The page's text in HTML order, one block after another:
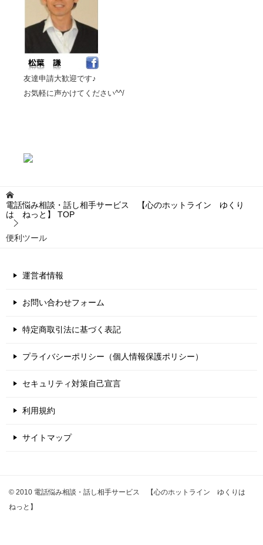
友達申請大歓迎です♪
お気軽に声かけてください^^/
電話悩み相談・話し相手サービス 【心のホットライン ゆくり
は ねっと】
TOP
便利ツール
運営者情報
お問い合わせフォーム
特定商取引法に基づく表記
プライバシーポリシー（個人情報保護ポリシー）
セキュリティ対策自己宣言
利用規約
サイトマップ
© 2010 電話悩み相談・話し相手サービス 【心のホットライン ゆくりは
ねっと】